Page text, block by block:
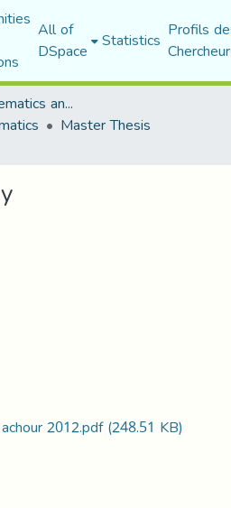
All of
DSpace Statistics Profils
Faculty of Mathematics and Computer Science
Master Thesis
2012.pdf(248.51 KB)